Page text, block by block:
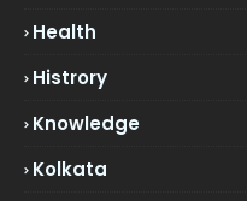
Health
Histrory
Knowledge
Kolkata